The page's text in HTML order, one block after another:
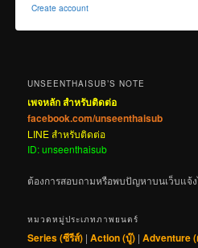
Create account
UNSEENTHAISUB’S NOTE
เพจหลัก สำหรับติดต่อ
facebook.com/unseenthaisub
LINE สำหรับติดต่อ
ID: unseenthaisub
ต้องการสอบถามหรือพบปัญหาบนเว็บแจ้ง
หมวดหมู่ประเภทภาพยนตร์
Series (ซีรีส์) |Action (บู๊) |Adventure